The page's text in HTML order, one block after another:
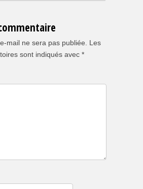
mail ne sera pas publiée.
Les
sont indiqués avec *